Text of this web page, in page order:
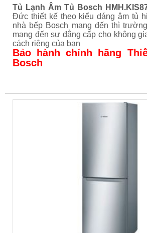
Tủ Lạnh Âm Tủ Bosch
Đức thiết kế theo kiểu dáng âm tủ
nhà bếp Bosch mang đến thì
mang đến sự đẳng cấp cho không
cách riêng của bạn
Bảo hành chính hãng
Bosch